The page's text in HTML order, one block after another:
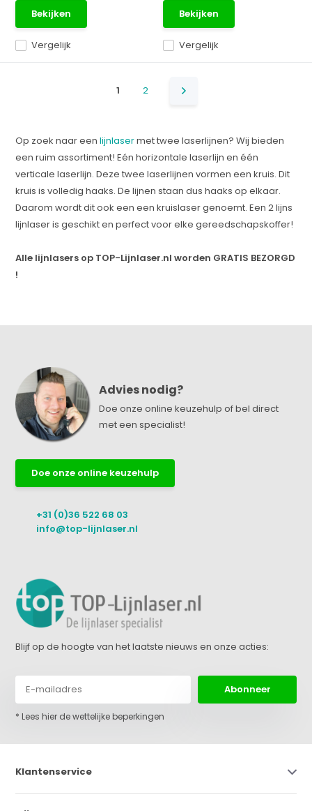
Vergelijk
Bekijken
Vergelijk
Bekijken
1 2
Op zoek naar eenlijnlasermet twee laserlijnen? Wij bieden
een ruim assortiment! Eén horizontale laserlijn en één
verticale laserlijn. Deze twee laserlijnen vormen een kruis. Dit
kruis is volledig haaks. De lijnen staan dus haaks op elkaar.
Daarom wordt dit ook een een kruislaser genoemt. Een 2 lijns
lijnlaser is geschikt en perfect voor elke gereedschapskoffer!
Alle lijnlasers op TOP-Lijnlaser.nl worden GRATIS BEZORGD
!
Advies nodig?
Doe onze online keuzehulp of bel direct
met een specialist!
Doe onze online keuzehulp
+31 (0)36 522 68 03
info@top-lijnlaser.nl
Blijf op de hoogte van het laatste nieuws en onze acties:
Abonneer
* Lees hier de wettelijke beperkingen
Klantenservice